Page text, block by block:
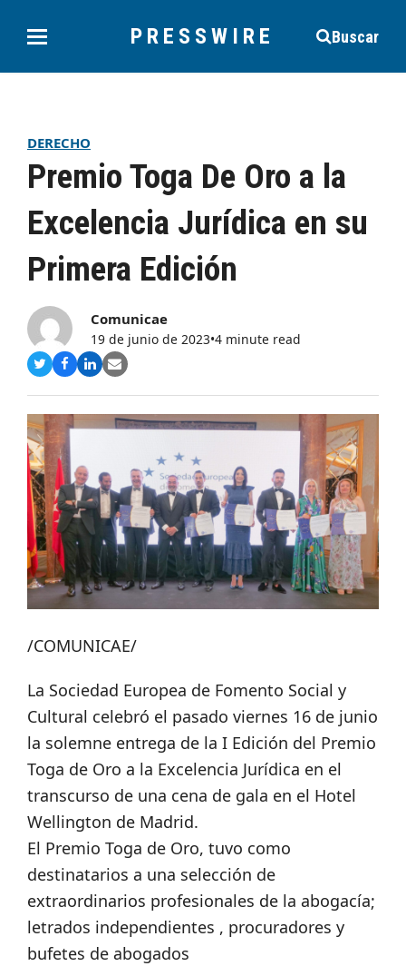
PRESSWIRE Buscar
DERECHO
Premio Toga De Oro a la
Excelencia Jurídica en su
Primera Edición
Comunicae
19 de junio de 2023•4 minute read
Compartir
Twitter
Compartir
Facebook
Compartir
LinkedIn
Share
Email
/COMUNICAE/
La Sociedad Europea de Fomento Social y
Cultural celebró el pasado viernes 16 de junio
la solemne entrega de la I Edición del Premio
Toga de Oro a la Excelencia Jurídica en el
transcurso de una cena de gala en el Hotel
Wellington de Madrid.
El Premio Toga de Oro, tuvo como
destinatarios a una selección de
extraordinarios profesionales de la abogacía;
letrados independientes , procuradores y
bufetes de abogados